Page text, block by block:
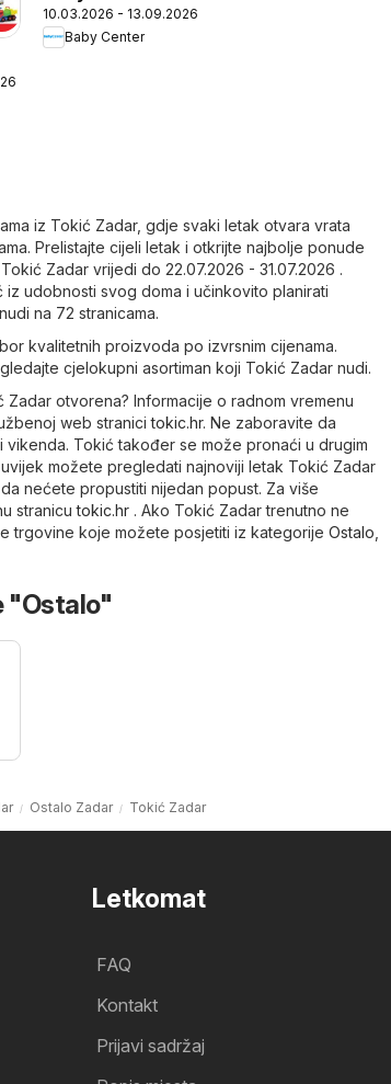
Katalog
10.03.2026 - 13.09.2026
Baby Center
iz Tokić Zadar, gdje svaki letak otvara vrata
Prelistajte cijeli letak i otkrijte najbolje ponude
Zadar vrijedi do 22.07.2026 - 31.07.2026 .
udobnosti svog doma i učinkovito planirati
na 72 stranicama.
kvalitetnih proizvoda po izvrsnim cijenama.
cjelokupni asortiman koji Tokić Zadar nudi.
otvorena? Informacije o radnom vremenu
web stranicitokic.hr. Ne zaboravite da
Tokić također se može pronaći u drugim
možete pregledati najnoviji letak Tokić Zadar
nećete propustiti nijedan popust. Za više
stranicutokic.hr . Ako Tokić Zadar trenutno ne
trgovine koje možete posjetiti iz kategorije Ostalo
"Ostalo"
Ostalo Zadar Tokić Zadar
Letkomat
FAQ
Kontakt
Prijavi sadržaj